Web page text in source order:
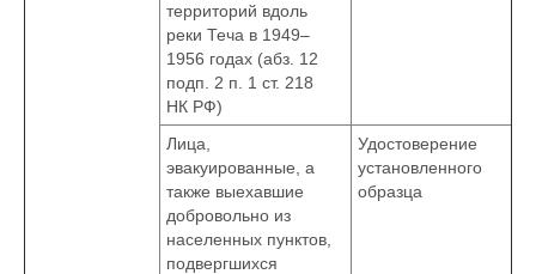
территорий вдоль
реки Теча в 1949–
1956 годах (абз. 12
подп. 2 п. 1 ст. 218
НК РФ)
Лица,
эвакуированные, а
также выехавшие
добровольно из
населенных пунктов,
подвергшихся
Удостоверение
установленного
образца